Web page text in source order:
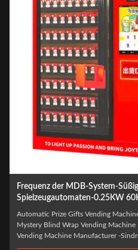
Frequenz der MDB-System-
Spielzeugautomaten-0.25KW
Automatic Prize Gifts Vending
Mystery Blind Wrap Vending
Vending Machine Manufacturer -